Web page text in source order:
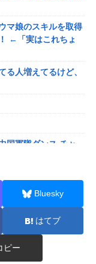
マ娘のスキルを取得
←「実はこれちょ
る人増えてるけど、
国軍隊ダンス チャ
メちゃんおまんが
月9日の誕生日配信
当にごめんなさい」
舗に4000万円クラ
Bluesky
はてブ
ピー